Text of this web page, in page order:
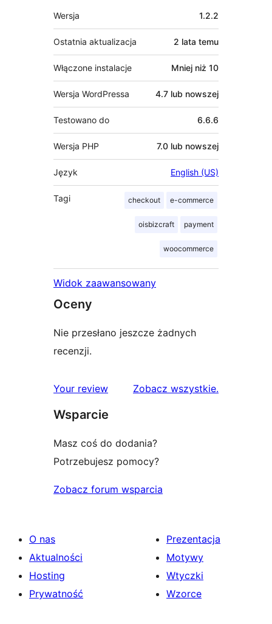
Meta
Wersja 1.2.2
Ostatnia aktualizacja 2 lata temu
Włączone instalacje Mniej niż 10
Wersja WordPressa 4.7 lub nowszej
Testowano do 6.6.6
Wersja PHP 7.0 lub nowszej
Język English (US)
Tagi checkout e-commerce
oisbizcraft payment
woocommerce
Widok zaawansowany
Oceny
Nie przesłano jeszcze żadnych
recenzji.
Your review Zobacz wszystkierecenzje
.
Wsparcie
Masz coś do dodania?
Potrzebujesz pomocy?
Zobacz forum wsparcia
O nas
Aktualności
Hosting
Prywatność
Prezentacja
Motywy
Wtyczki
Wzorce